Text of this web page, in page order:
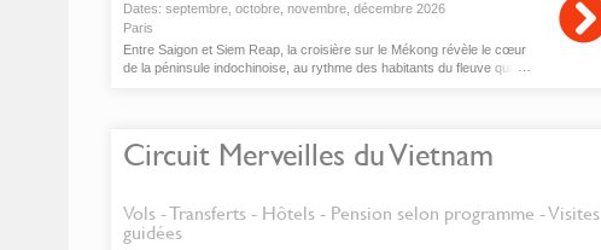
Dates: septembre octobre novembre décembre 2026
Paris
Entre Saigon et Siem Reap, la croisière sur le Mékong révèle le cœur
de la péninsule indochinoise, au rythme des habitants du fleuve qui a
Circuit Merveilles du Vietnam
Vols - Transferts - Hôtels - Pension selon programme - Visites
guidées